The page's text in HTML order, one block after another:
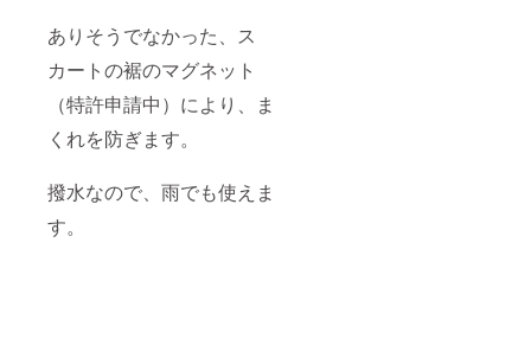
ありそうでなかった、ス
カートの裾のマグネット
（特許申請中）により、ま
くれを防ぎます。
撥水なので、雨でも使えま
す。